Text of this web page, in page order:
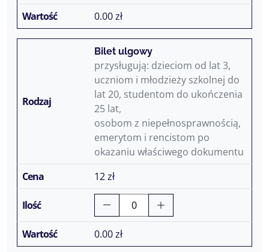
0.00zł
Bilet ulgowy
przysługują: dzieciom od lat 3,
uczniom i młodzieży szkolnej do
lat 20, studentom do ukończenia
25 lat,
osobom z niepełnosprawnością,
emerytom i rencistom po
okazaniu właściwego dokumentu
12 zł
0.00zł